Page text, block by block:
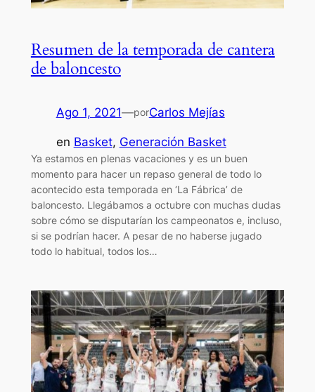
Resumen de la temporada de cantera
de baloncesto
Ago 1, 2021—porCarlos Mejías
en Basket, Generación Basket
Ya estamos en plenas vacaciones y es un buen
momento para hacer un repaso general de todo lo
acontecido esta temporada en ‘La Fábrica’ de
baloncesto. Llegábamos a octubre con muchas dudas
sobre cómo se disputarían los campeonatos e, incluso,
si se podrían hacer. A pesar de no haberse jugado
todo lo habitual, todos los…